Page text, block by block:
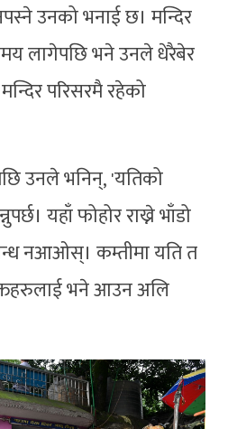
उनको भनाई छ। मन्दिर
लागेपछि भने उनले धेरैबेर
परिसरमै रहेको
उनले भनिन्, 'यतिको
यहाँ फोहोर राख्ने भाँडो
नआओस्। कम्तीमा यति त
भने आउन अलि